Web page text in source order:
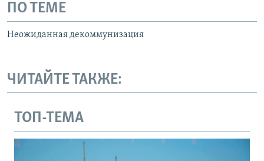
ПО ТЕМЕ
Неожиданная декоммунизация
ЧИТАЙТЕ ТАКЖЕ:
ТОП-ТЕМА